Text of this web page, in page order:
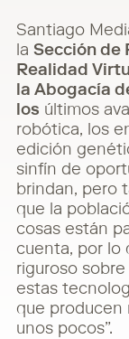
Santiago
laSección de
Realidad
la Abogacía
los últimos
robótica, los
edición
sinfín de
brindan, pero
que la
cosas están
cuenta, por lo
riguroso
estas
que producen
unos pocos”.